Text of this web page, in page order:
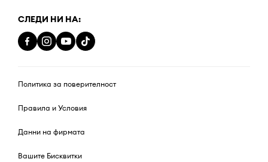
СЛЕДИ НИ НА:
Политика за поверителност
Правила и Условия
Данни на фирмата
Вашите Бисквитки